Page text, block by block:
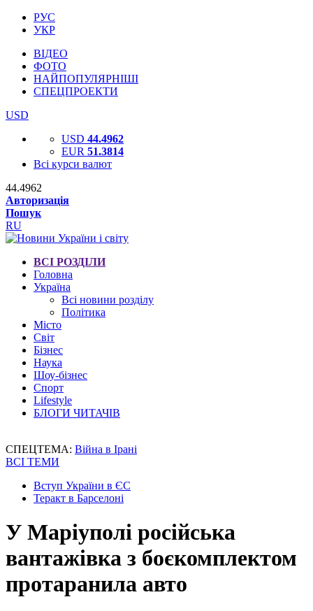
РУС
УКР
ВІДЕО
ФОТО
НАЙПОПУЛЯРНІШІ
СПЕЦПРОЕКТИ
USD
USD 44.4962
EUR 51.3814
Всі курси валют
44.4962
Авторизація
Пошук
RU
ВСІ РОЗДІЛИ
Головна
Україна
Всі новини розділу
Політика
Місто
Світ
Бізнес
Наука
Шоу-бізнес
Спорт
Lifestyle
БЛОГИ ЧИТАЧІВ
СПЕЦТЕМА: Війна в Ірані
ВСІ ТЕМИ
Вступ України в ЄС
Теракт в Барселоні
У Маріуполі російська
вантажівка з боєкомплектом
протаранила авто